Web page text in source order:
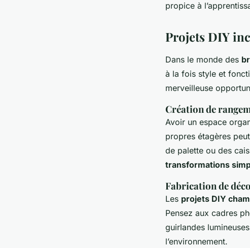
propice à
Projets DIY
Dans le monde des
à la fois style et
merveilleuse
Création de
Avoir un espace
propres étagères
de palette ou des
transformations
Fabrication de
Les projets DIY
Pensez aux cadres
guirlandes
l’environnement.